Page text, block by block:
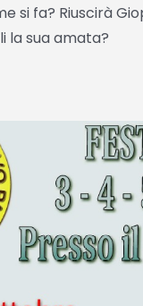
si fa? Riuscirà
la sua amata?